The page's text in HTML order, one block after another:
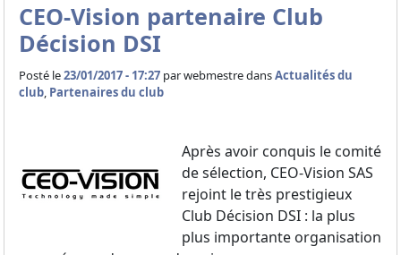
CEO-Vision partenaire Club
Décision DSI
Posté le23/01/2017 - 17:27 parwebmestre dansActualités du
club, Partenaires du club
Après avoir conquis le comité
de sélection, CEO-Vision SAS
rejoint le très prestigieux
Club Décision DSI : la plus
plus importante organisation